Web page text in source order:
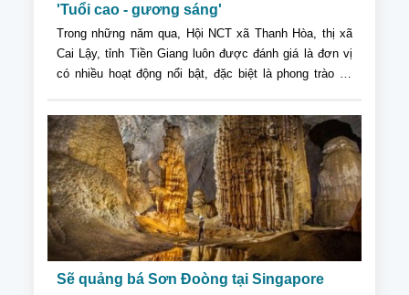
'Tuổi cao - gương sáng'
Trong những năm qua, Hội NCT xã Thanh Hòa, thị xã
Cai Lậy, tỉnh Tiền Giang luôn được đánh giá là đơn vị
có nhiều hoạt động nổi bật, đặc biệt là phong trào thi
Sẽ quảng bá Sơn Đoòng tại Singapore